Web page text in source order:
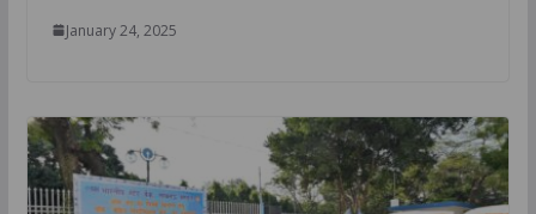
January 24, 2025